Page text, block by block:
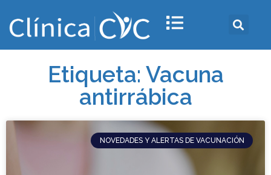
Etiqueta: Vacuna
antirrábica
NOVEDADES Y ALERTAS DE VACUNACIÓN